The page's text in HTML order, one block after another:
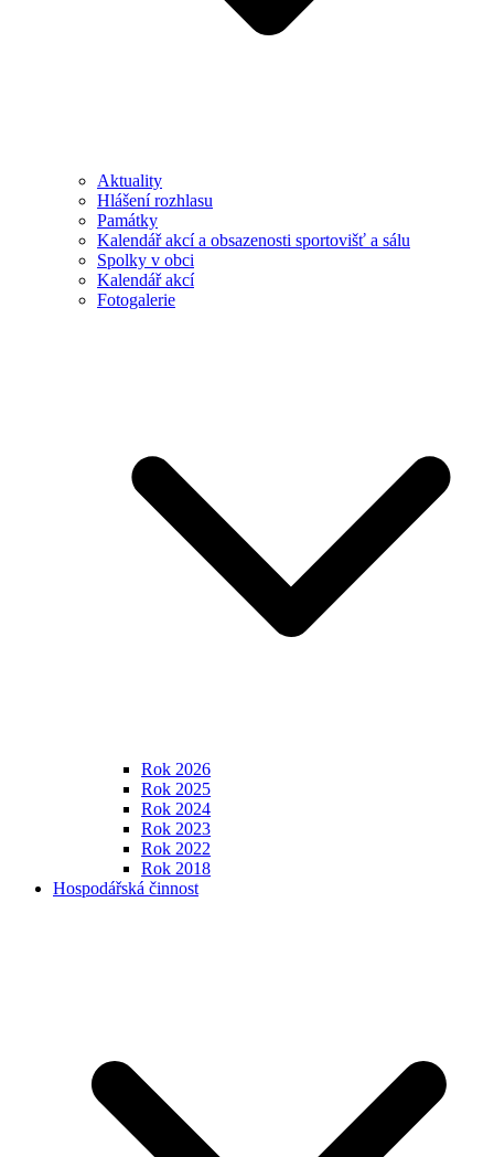
Aktuality
Hlášení rozhlasu
Památky
Kalendář akcí a obsazenosti sportovišť a sálu
Spolky v obci
Kalendář akcí
Fotogalerie
Rok 2026
Rok 2025
Rok 2024
Rok 2023
Rok 2022
Rok 2018
Hospodářská činnost